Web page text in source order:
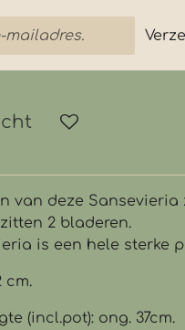
van deze
2 bladeren.
is een hele sterke
cm.
(incl.pot): ong. 37cm.